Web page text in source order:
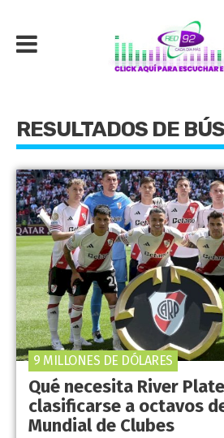
RESULTADOS DE
Qué necesita River
clasificarse a octavos
Mundial de Clubes
9 MILLONES DE DÓLARES